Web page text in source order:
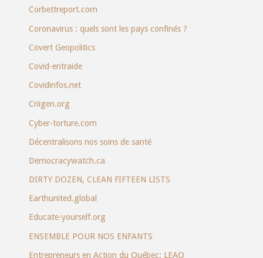
Corbettreport.com
Coronavirus : quels sont les pays confinés ?
Covert Geopolitics
Covid-entraide
Covidinfos.net
Criigen.org
Cyber-torture.com
Décentralisons nos soins de santé
Democracywatch.ca
DIRTY DOZEN, CLEAN FIFTEEN LISTS
Earthunited.global
Educate-yourself.org
ENSEMBLE POUR NOS ENFANTS
Entrepreneurs en Action du Québec: LEAQ